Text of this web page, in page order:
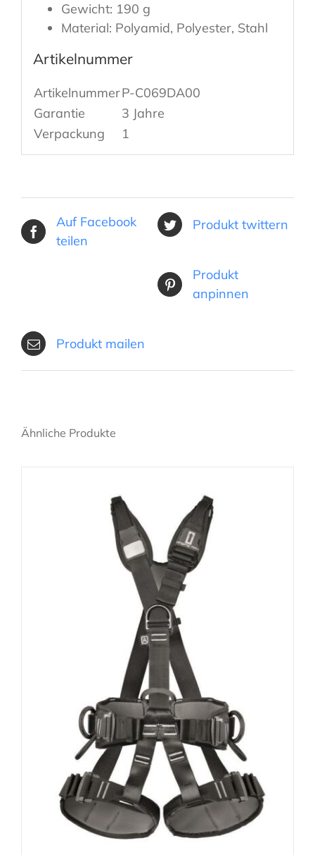
Gewicht: 190 g
Material: Polyamid, Polyester, Stahl
Artikelnummer
ArtikelnummerP-C069DA00
Garantie
3 Jahre
Verpackung
1
Auf Facebook
teilen
Produkt twittern
Produkt
anpinnen
Produkt mailen
Ähnliche Produkte
AUSFÜHRUNG WÄHLEN /